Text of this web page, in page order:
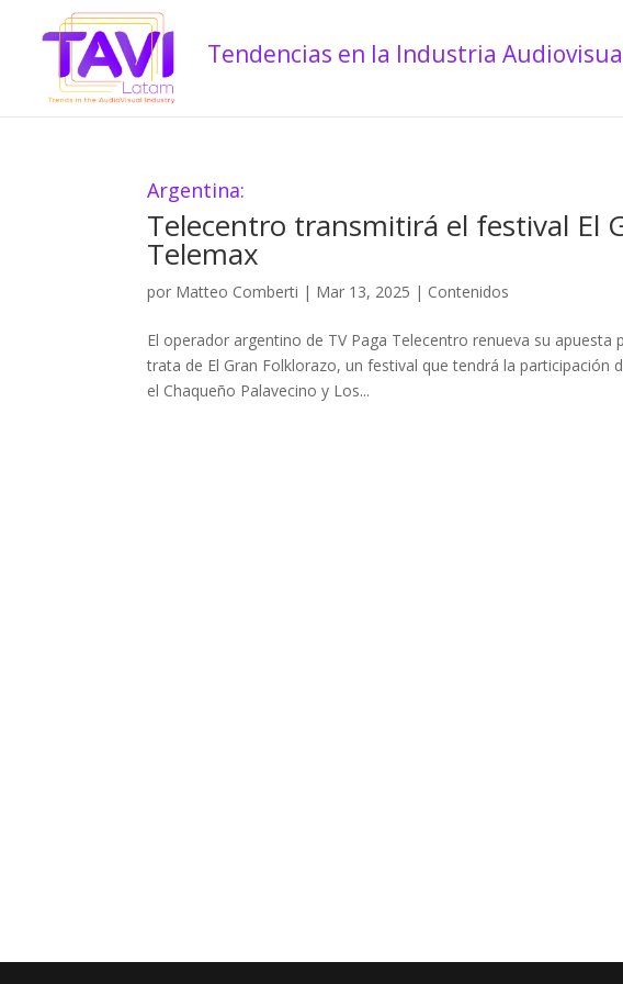
Argentina:
Telecentro transmitirá el festival El
Telemax
por Matteo Comberti | Mar 13, 2025 | Contenidos
El operador argentino de TV Paga Telecentro renueva su
trata de El Gran Folklorazo, un festival que tendrá la
el Chaqueño Palavecino y Los...